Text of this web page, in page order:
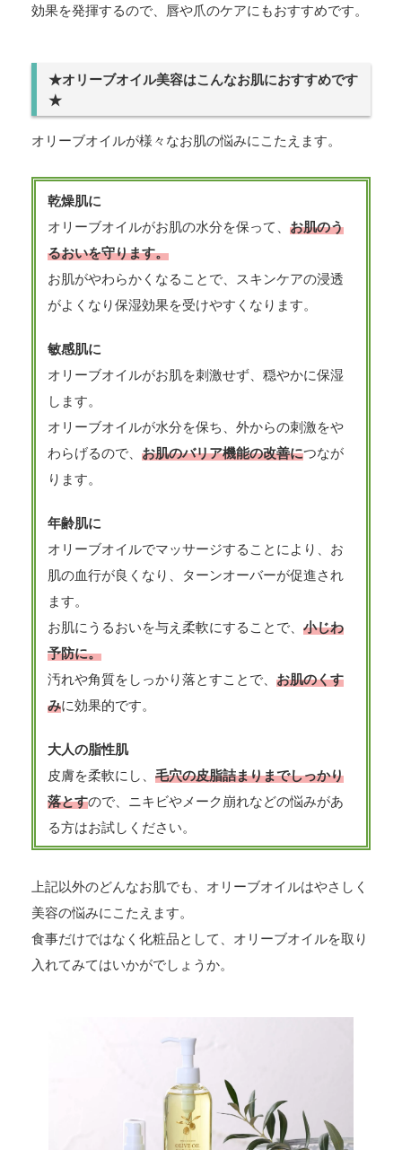
効果を発揮するので、唇や爪のケアにもおすすめです。
★オリーブオイル美容はこんなお肌におすすめです
★
オリーブオイルが様々なお肌の悩みにこたえます。
乾燥肌に
オリーブオイルがお肌の水分を保って、 お肌のう
るおいを守ります。
お肌がやわらかくなることで、スキンケアの浸透
がよくなり保湿効果を受けやすくなります。
敏感肌に
オリーブオイルがお肌を刺激せず、穏やかに保湿
します。
オリーブオイルが水分を保ち、外からの刺激をや
わらげるので、 お肌のバリア機能の改善につなが
ります。
年齢肌に
オリーブオイルでマッサージすることにより、お
肌の血行が良くなり、ターンオーバーが促進され
ます。
お肌にうるおいを与え柔軟にすることで、 小じわ
予防に。
汚れや角質をしっかり落とすことで、 お肌のくす
みに効果的です。
大人の脂性肌
皮膚を柔軟にし、 毛穴の皮脂詰まりまでしっかり
落とすので、ニキビやメーク崩れなどの悩みがあ
る方はお試しください。
上記以外のどんなお肌でも、オリーブオイルはやさしく
美容の悩みにこたえます。
食事だけではなく化粧品として、オリーブオイルを取り
入れてみてはいかがでしょうか。